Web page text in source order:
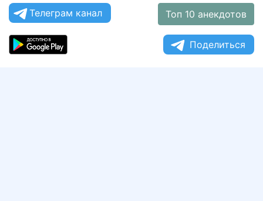
Телеграм канал Топ 10 анекдотов
Поделиться